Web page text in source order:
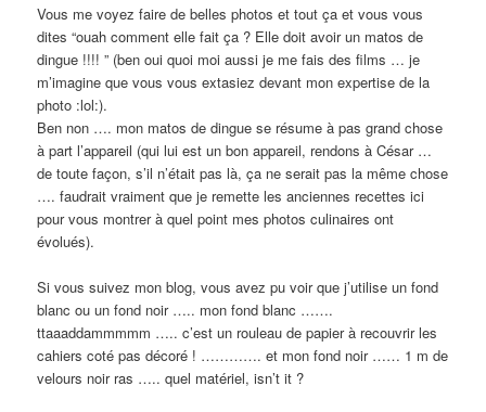
Vous me voyez faire de belles photos et tout ça et vous vous
dites “ouah comment elle fait ça ? Elle doit avoir un matos de
dingue !!!! ” (ben oui quoi moi aussi je me fais des films … je
m’imagine que vous vous extasiez devant mon expertise de la
photo :lol:).
Ben non …. mon matos de dingue se résume à pas grand chose
à part l’appareil (qui lui est un bon appareil, rendons à César …
de toute façon, s’il n’était pas là, ça ne serait pas la même chose
…. faudrait vraiment que je remette les anciennes recettes ici
pour vous montrer à quel point mes photos culinaires ont
évolués).
Si vous suivez mon blog, vous avez pu voir que j’utilise un fond
blanc ou un fond noir ….. mon fond blanc …….
ttaaaddammmmm ….. c’est un rouleau de papier à recouvrir les
cahiers coté pas décoré ! …………. et mon fond noir …… 1 m de
velours noir ras ….. quel matériel, isn’t it ?